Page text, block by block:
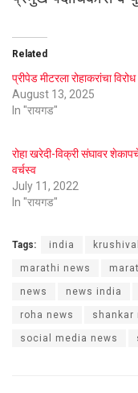
Related
प्रीपेड मीटरला रोहाकरांचा विरोध
August 13, 2025
In "रायगड"
रोहा खरेदी-विक्री संघावर
वर्चस्व
July 11, 2022
In "रायगड"
Tags: india
marathi news
news news india
roha news shankar
social media news